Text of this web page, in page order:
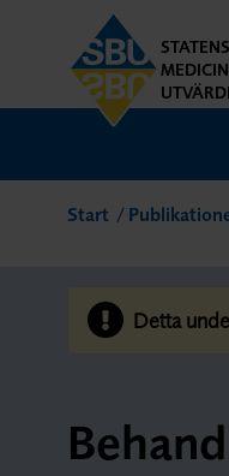
Start
Detta